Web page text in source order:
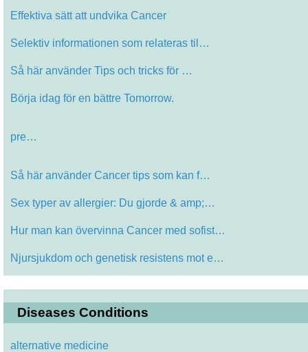
Effektiva sätt att undvika Cancer
Selektiv informationen som relateras til…
Så här använder Tips och tricks för …
Börja idag för en bättre Tomorrow.
pre…
Så här använder Cancer tips som kan f…
Sex typer av allergier: Du gjorde & amp;…
Hur man kan övervinna Cancer med sofist…
Njursjukdom och genetisk resistens mot e…
Diseases Conditions
alternative medicine